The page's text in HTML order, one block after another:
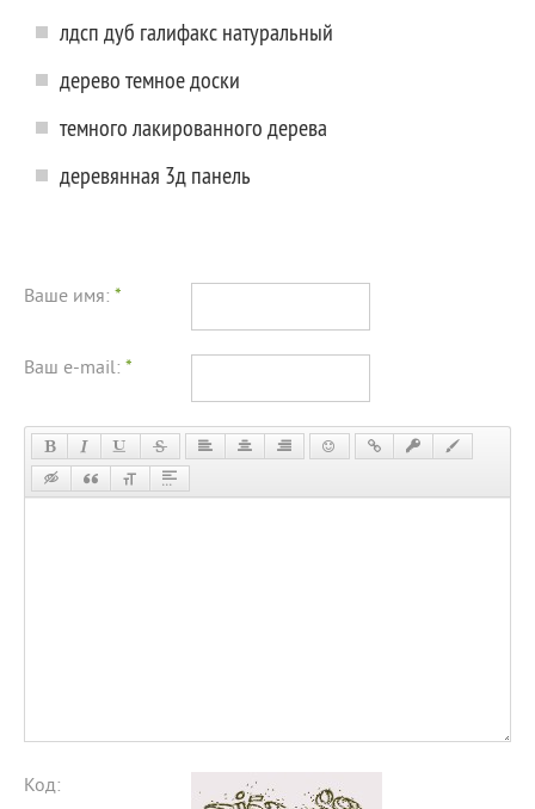
лдсп дуб галифакс натуральный
дерево темное доски
темного лакированного дерева
деревянная 3д панель
Ваше имя: *
Ваш e-mail: *
Код: